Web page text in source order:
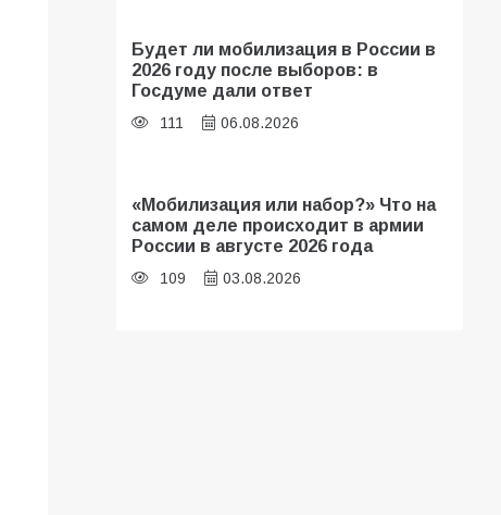
Будет ли мобилизация в России в
2026 году после выборов: в
Госдуме дали ответ
111 06.08.2026
«Мобилизация или набор?» Что на
самом деле происходит в армии
России в августе 2026 года
109 03.08.2026